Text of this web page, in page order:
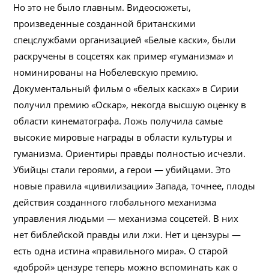
Но это не было главным. Видеосюжеты,
произведенные созданной британскими
спецслужбами организацией «Белые каски», были
раскручены в соцсетях как пример «гуманизма» и
номинированы на Нобелевскую премию.
Документальный фильм о «белых касках» в Сирии
получил премию «Оскар», некогда высшую оценку в
области кинематографа. Ложь получила самые
высокие мировые награды в области культуры и
гуманизма. Ориентиры правды полностью исчезли.
Убийцы стали героями, а герои — убийцами. Это
новые правила «цивилизации» Запада, точнее, плоды
действия созданного глобального механизма
управления людьми — механизма соцсетей. В них
нет библейской правды или лжи. Нет и цензуры —
есть одна истина «правильного мира». О старой
«доброй» цензуре теперь можно вспоминать как о